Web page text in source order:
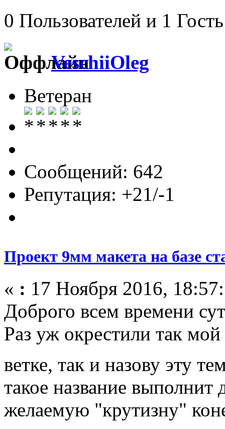
0 Пользователей и 1
VeschiiOleg
Ветеран
Сообщений: 642
Репутация: +21/-1
Проект 9мм макета на базе
« : 17 Ноября 2016,
Доброго всем времени
Раз уж окрестили так
ветке, так и назову эту
такое название выполнит
желаемую "крутизну"